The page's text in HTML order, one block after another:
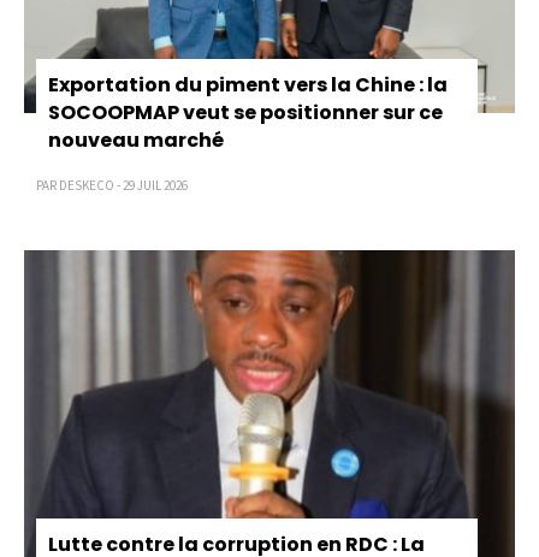
Exportation du piment vers la Chine : la
SOCOOPMAP veut se positionner sur ce
nouveau marché
PAR DESKECO - 29 JUIL 2026
Lutte contre la corruption en RDC : La